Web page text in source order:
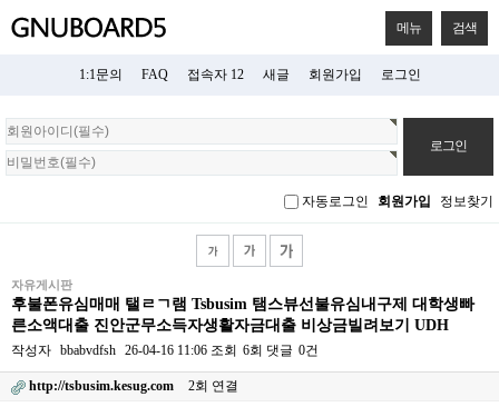
메뉴 검색
1:1문의 FAQ 접속자 12 새글 회원가입 로그인
회
원
로
자동로그인 회원가입 정보찾기
자유게시판
후불폰유심매매 탤ㄹㄱ램 Tsbusim 탬스뷰선불유심내구제 대학생빠
른소액대출 진안군무소득자생활자금대출 비상금빌려보기 UDH
작성자 bbabvdfsh 26-04-16 11:06 조회 6회 댓글 0건
http://tsbusim.kesug.com 2회 연결